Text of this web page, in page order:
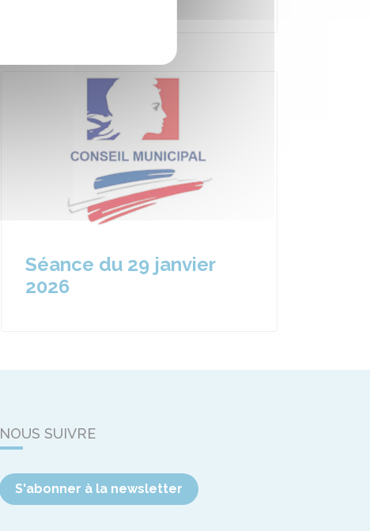
Séance du 29 janvier
2026
NOUS SUIVRE
S'abonner à la newsletter